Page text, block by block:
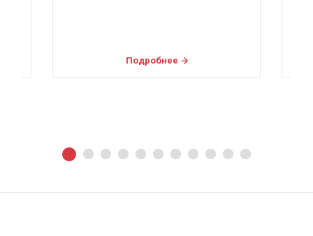
Подробнее